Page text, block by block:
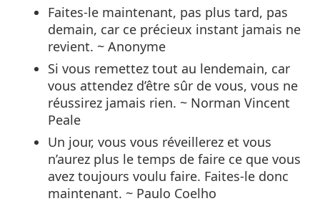
Faites-le maintenant, pas plus tard, pas
demain, car ce précieux instant jamais ne
revient. ~ Anonyme
Si vous remettez tout au lendemain, car
vous attendez d’être sûr de vous, vous ne
réussirez jamais rien. ~ Norman Vincent
Peale
Un jour, vous vous réveillerez et vous
n’aurez plus le temps de faire ce que vous
avez toujours voulu faire. Faites-le donc
maintenant. ~ Paulo Coelho